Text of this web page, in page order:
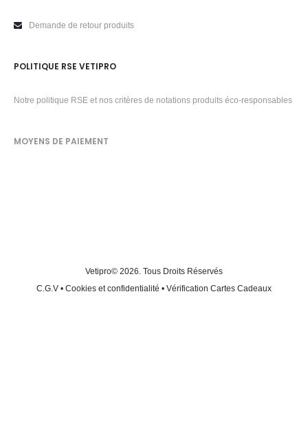
Demande de retour produits
POLITIQUE RSE VETIPRO
Notre politique RSE et nos critères de notations produits éco-responsables
MOYENS DE PAIEMENT
Vetipro© 2026. Tous Droits Réservés
C.G.V • Cookies et confidentialité • Vérification Cartes Cadeaux